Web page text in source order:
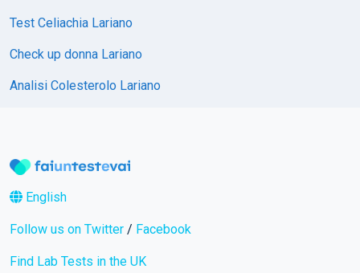
Test Celiachia Lariano
Check up donna Lariano
Analisi Colesterolo Lariano
English
Follow us on Twitter / Facebook
Find Lab Tests in the UK